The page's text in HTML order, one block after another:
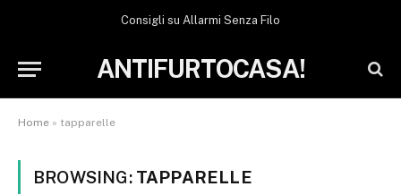
Consigli su Allarmi Senza Filo
ANTIFURTOCASA!
Home » tapparelle
BROWSING: TAPPARELLE